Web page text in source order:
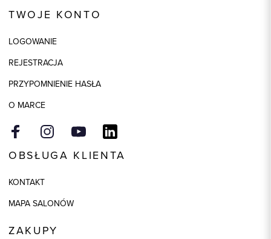
Składy podszewek
Kolor
TWOJE KONTO
LOGOWANIE
REJESTRACJA
PRZYPOMNIENIE HASŁA
O MARCE
OBSŁUGA KLIENTA
KONTAKT
MAPA SALONÓW
ZAKUPY